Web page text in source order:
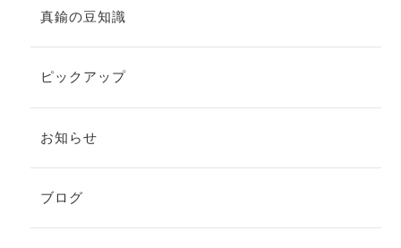
真鍮の豆知識
ピックアップ
お知らせ
ブログ